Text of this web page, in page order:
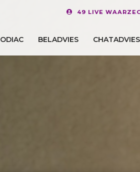
49 LIVE
BELADVIES CHATADVIES